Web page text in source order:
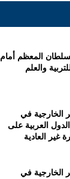
المعظم أمام
والعلم
الخارجية في
العربية على
غير العادية
الخارجية في